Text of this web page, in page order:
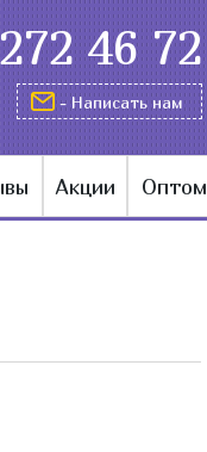
272 46 72
- Написать нам
Акции Оптом